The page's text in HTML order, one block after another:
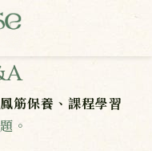
筋保養、課程學習
。